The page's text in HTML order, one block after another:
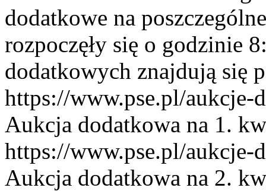
dodatkowe na
rozpoczęły się o godzinie
dodatkowych znajdują się
https://www.pse.pl/
Aukcja dodatkowa na 1.
https://www.pse.pl/
Aukcja dodatkowa na 2.